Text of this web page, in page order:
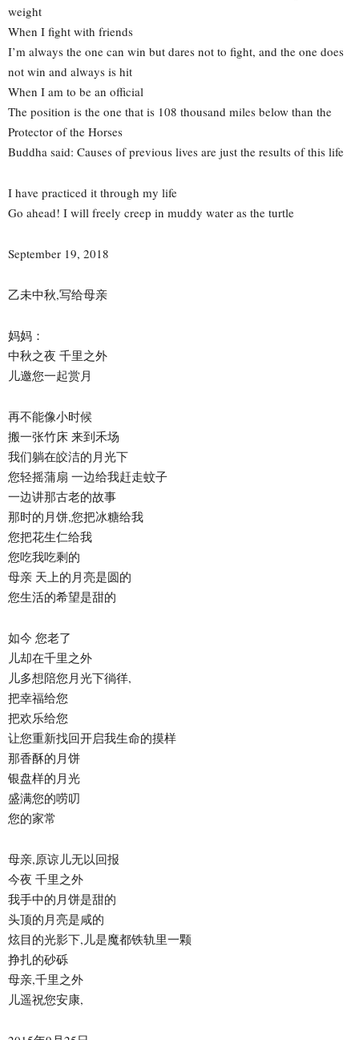
weight
When I fight with friends
I’m always the one can win but dares not to fight, and the one does
not win and always is hit
When I am to be an official
The position is the one that is 108 thousand miles below than the
Protector of the Horses
Buddha said: Causes of previous lives are just the results of this life
I have practiced it through my life
Go ahead! I will freely creep in muddy water as the turtle
September 19, 2018
乙未中秋,写给母亲
妈妈：
中秋之夜 千里之外
儿邀您一起赏月
再不能像小时候
搬一张竹床 来到禾场
我们躺在皎洁的月光下
您轻摇蒲扇 一边给我赶走蚊子
一边讲那古老的故事
那时的月饼,您把冰糖给我
您把花生仁给我
您吃我吃剩的
母亲 天上的月亮是圆的
您生活的希望是甜的
如今 您老了
儿却在千里之外
儿多想陪您月光下徜徉,
把幸福给您
把欢乐给您
让您重新找回开启我生命的摸样
那香酥的月饼
银盘样的月光
盛满您的唠叨
您的家常
母亲,原谅儿无以回报
今夜 千里之外
我手中的月饼是甜的
头顶的月亮是咸的
炫目的光影下,儿是魔都铁轨里一颗
挣扎的砂砾
母亲,千里之外
儿遥祝您安康,